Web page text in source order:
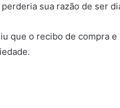
sua razão de ser
que o recibo de compra